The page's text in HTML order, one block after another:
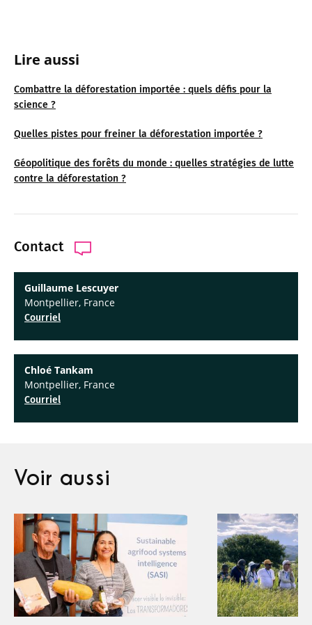
Lire aussi
Combattre la déforestation importée : quels défis pour la
science ?
Quelles pistes pour freiner la déforestation importée ?
Géopolitique des forêts du monde : quelles stratégies de lutte
contre la déforestation ?
Contact
Guillaume Lescuyer
Montpellier, France
Courriel
Chloé Tankam
Montpellier, France
Courriel
Voir aussi